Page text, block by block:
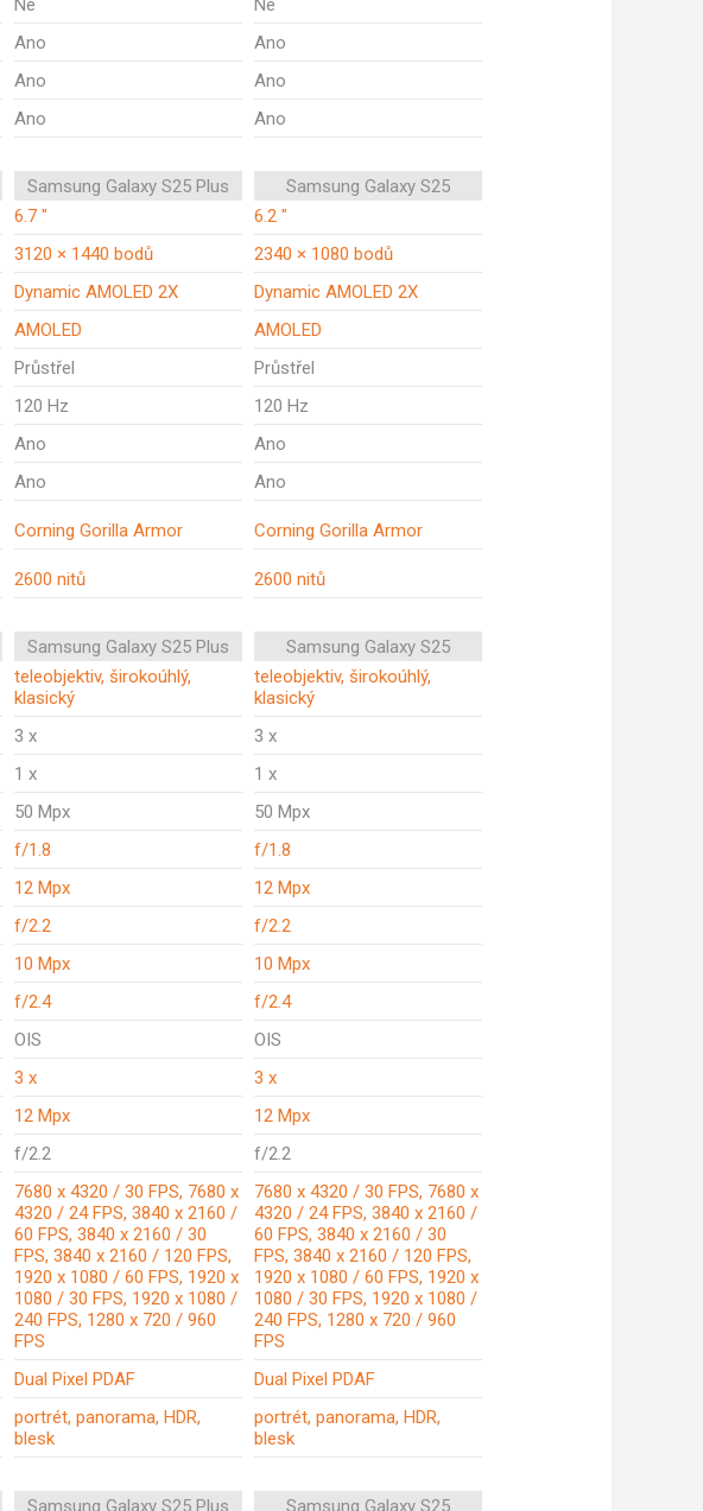
Ne
Ne
Ano
Ano
Ano
Ano
Ano Ano
Samsung Galaxy S25 Plus
Samsung Galaxy S25
6.7 "
6.2 "
3120 × 1440 bodů
2340 × 1080 bodů
Dynamic AMOLED 2X
Dynamic AMOLED 2X
AMOLED
AMOLED
Průstřel
Průstřel
120 Hz
120 Hz
Ano
Ano
Ano Ano
Corning Gorilla Armor Corning Gorilla Armor
2600 nitů 2600 nitů
Samsung Galaxy S25 Plus
Samsung Galaxy S25
teleobjektiv, širokoúhlý,
klasický
teleobjektiv, širokoúhlý,
klasický
3 x
3 x
1 x
1 x
50 Mpx
50 Mpx
f/1.8
f/1.8
12 Mpx
12 Mpx
f/2.2
f/2.2
10 Mpx
10 Mpx
f/2.4
f/2.4
OIS
OIS
3 x
3 x
12 Mpx
12 Mpx
f/2.2 f/2.2
7680 x 4320 / 30 FPS, 7680 x
4320 / 24 FPS, 3840 x 2160 /
60 FPS, 3840 x 2160 / 30
FPS, 3840 x 2160 / 120 FPS,
1920 x 1080 / 60 FPS, 1920 x
1080 / 30 FPS, 1920 x 1080 /
240 FPS, 1280 x 720 / 960
FPS
7680 x 4320 / 30 FPS, 7680 x
4320 / 24 FPS, 3840 x 2160 /
60 FPS, 3840 x 2160 / 30
FPS, 3840 x 2160 / 120 FPS,
1920 x 1080 / 60 FPS, 1920 x
1080 / 30 FPS, 1920 x 1080 /
240 FPS, 1280 x 720 / 960
FPS
Dual Pixel PDAF Dual Pixel PDAF
portrét, panorama, HDR,
blesk
portrét, panorama, HDR,
blesk
Samsung Galaxy S25 Plus Samsung Galaxy S25